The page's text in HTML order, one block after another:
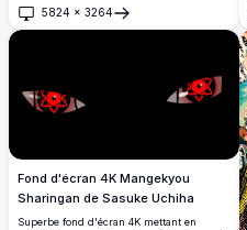
5824 × 3264
Ouvrir
Fond d'écran 4K Mangekyou
Sharingan de Sasuke Uchiha
Superbe fond d'écran 4K mettant en